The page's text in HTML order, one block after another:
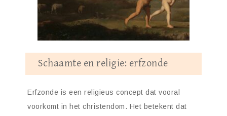
Schaamte en religie: erfzonde
Erfzonde is een religieus concept dat vooral
voorkomt in het christendom. Het betekent dat